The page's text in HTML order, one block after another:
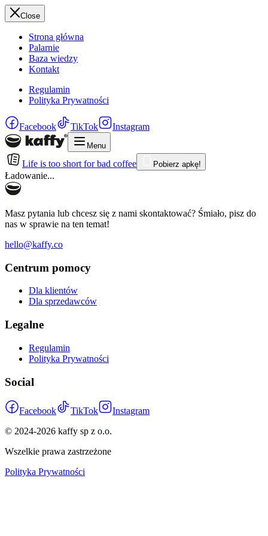
Close
Strona główna
Palarnie
Baza wiedzy
Kontakt
Regulamin
Polityka Prywatności
Facebook TikTok Instagram
Menu
Life is too short for bad coffee Pobierz apkę!
Ładowanie...
Masz pytania lub chcesz się z nami skontaktować? Śmiało, pisz do
nas w sprawie na ten temat!
hello@kaffy.co
Centrum pomocy
Dla klientów
Dla sprzedawców
Legalne
Regulamin
Polityka Prywatności
Social
Facebook TikTok
Instagram
© 2024-2026 kaffy sp z o.o.
Wszelkie prawa zastrzeżone
Polityka Prywatności